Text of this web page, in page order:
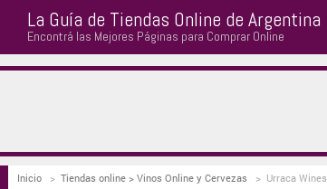
La Guía de Tiendas Online de Argentina
Encontrá las Mejores Páginas para Comprar Online
Inicio> Tiendas online > Vinos Online y Cervezas > Urraca Wines